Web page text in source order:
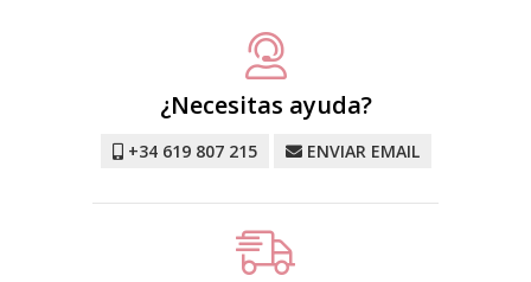
¿Necesitas ayuda?
+34 619 807 215 ENVIAR EMAIL